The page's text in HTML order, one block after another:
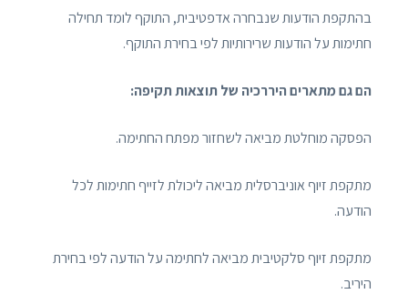
בהתקפת הודעות שנבחרה אדפטיבית, התוקף לומד תחילה
חתימות על הודעות שרירותיות לפי בחירת התוקף.
הם גם מתארים היררכיה של תוצאות תקיפה:
הפסקה מוחלטת מביאה לשחזור מפתח החתימה.
מתקפת זיוף אוניברסלית מביאה ליכולת לזייף חתימות לכל
הודעה.
מתקפת זיוף סלקטיבית מביאה לחתימה על הודעה לפי בחירת
היריב.